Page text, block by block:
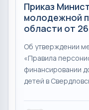
Приказ
молодежной
области от
Об утверждении
«Правила
финансировании
детей в